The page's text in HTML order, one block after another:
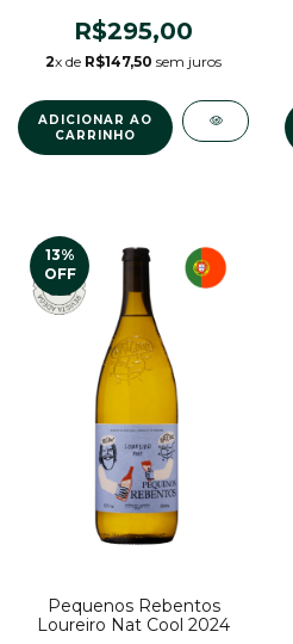
R$295,00
2x de R$147,50 sem juros
13%
OFF
Pequenos Rebentos
Loureiro Nat Cool 2024